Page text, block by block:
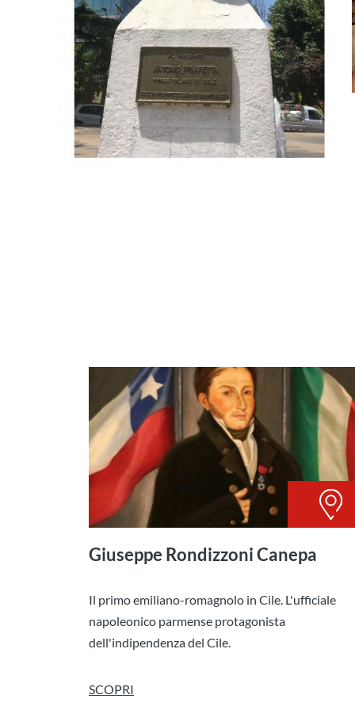
Giuseppe Rondizzoni Canepa
Il primo emiliano-romagnolo in Cile. L'ufficiale
napoleonico parmense protagonista
dell'indipendenza del Cile.
SCOPRI